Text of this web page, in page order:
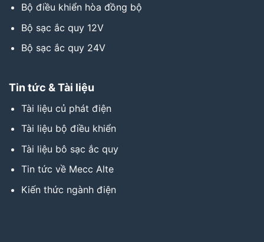
Bộ điều khiển hòa đồng bộ
Bộ sạc ắc quy 12V
Bộ sạc ắc quy 24V
Tin tức & Tài liệu
Tài liệu củ phát điện
Tài liệu bộ điều khiển
Tài liệu bô sạc ắc quy
Tin tức về Mecc Alte
Kiến thức ngành điện